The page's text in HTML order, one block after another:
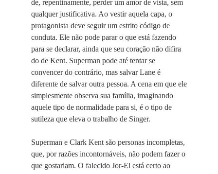
de, repentinamente, perder um amor de vista, sem
qualquer justificativa. Ao vestir aquela capa, o
protagonista deve seguir um estrito código de
conduta. Ele não pode parar o que está fazendo
para se declarar, ainda que seu coração não difira
do de Kent. Superman pode até tentar se
convencer do contrário, mas salvar Lane é
diferente de salvar outra pessoa. A cena em que ele
simplesmente observa sua família, imaginando
aquele tipo de normalidade para si, é o tipo de
sutileza que eleva o trabalho de Singer.
Superman e Clark Kent são personas incompletas,
que, por razões incontornáveis, não podem fazer o
que gostariam. O falecido Jor-El está certo ao